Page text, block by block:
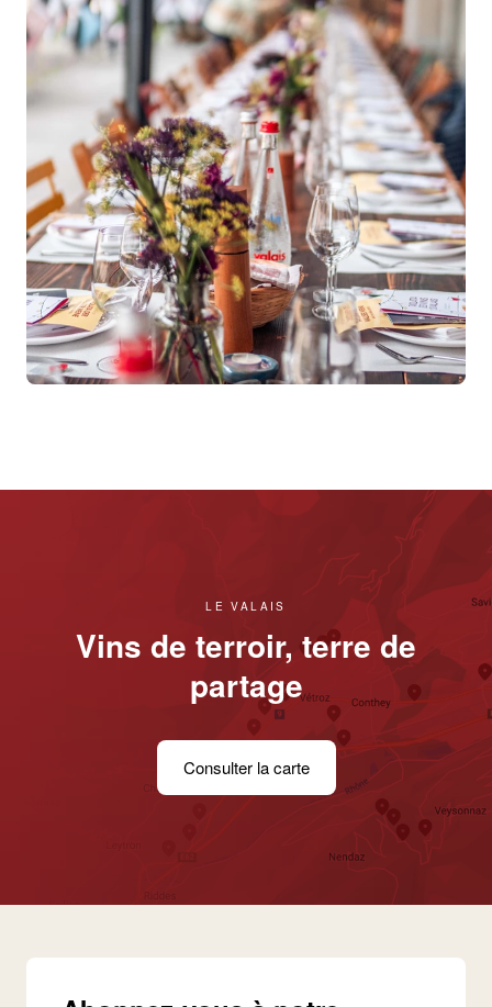
LE VALAIS
Vins de terroir, terre de
partage
Consulter la carte